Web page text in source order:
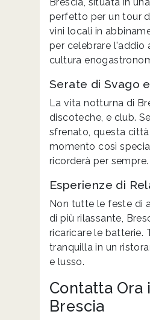
perfetto per un tour
vini locali in
per celebrare l'addio
cultura
Serate di Svago
La vita notturna di
discoteche, e club.
sfrenato, questa
momento così
ricorderà per sempre.
Esperienze di
Non tutte le feste di
di più rilassante,
ricaricare le batterie.
tranquilla in un
e lusso.
Contatta Ora
Brescia